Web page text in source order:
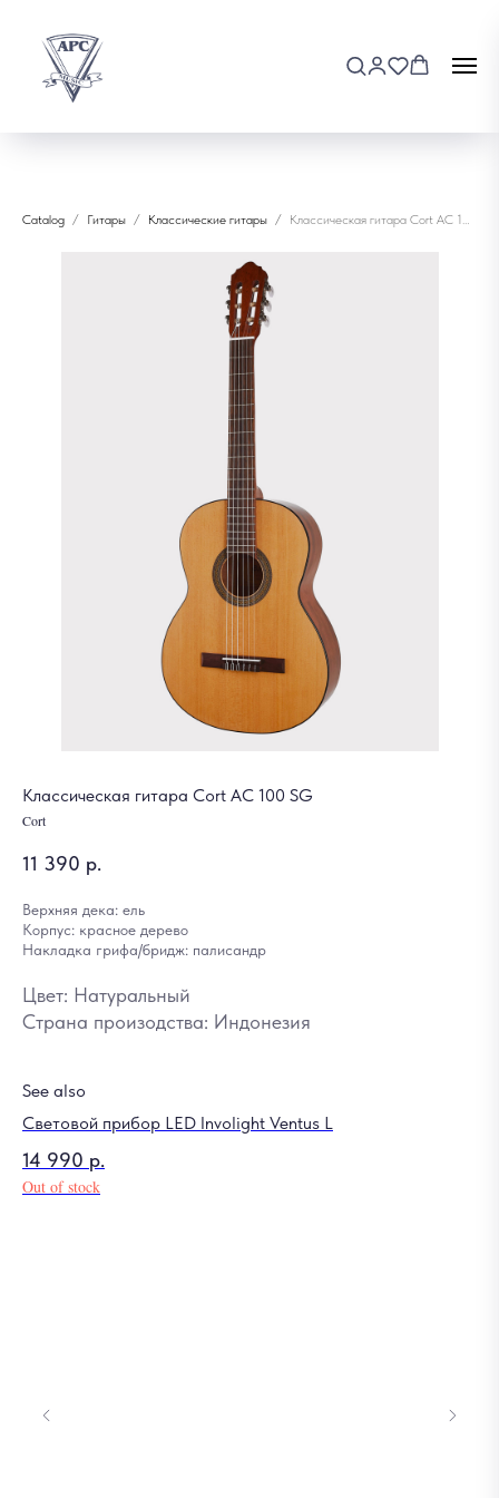
Catalog Гитары Классические гитары Классическая гитара Cort AC 100 SG
Классическая гитара Cort AC 100 SG
Cort
11 390 р.
Верхняя дека: ель
Корпус: красное дерево
Накладка грифа/бридж: палисандр
Цвет: Натуральный
Страна произодства: Индонезия
See also
Световой прибор LED Involight Ventus L
14 990 р.
Out of stock